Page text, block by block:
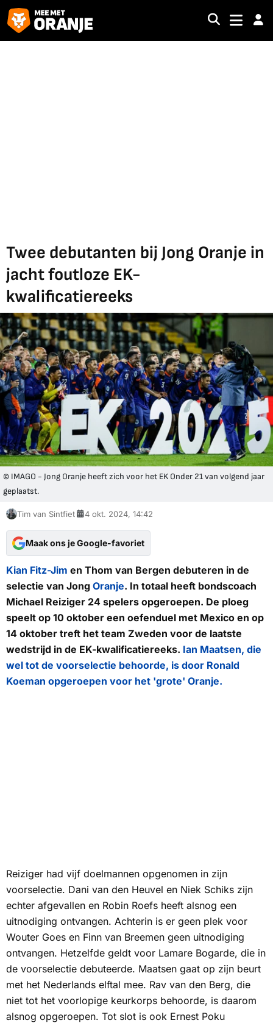
Twee debutanten bij Jong Oranje in
jacht foutloze EK-
kwalificatiereeks
© IMAGO - Jong Oranje heeft zich voor het EK Onder 21 van volgend jaar
geplaatst.
Tim van Sintfiet 4 okt. 2024, 14:42
Maak ons je Google-favoriet
Kian Fitz-Jim en Thom van Bergen debuteren in de
selectie van Jong Oranje. In totaal heeft bondscoach
Michael Reiziger 24 spelers opgeroepen. De ploeg
speelt op 10 oktober een oefenduel met Mexico en op
14 oktober treft het team Zweden voor de laatste
wedstrijd in de EK-kwalificatiereeks. Ian Maatsen, die
wel tot de voorselectie behoorde, is door Ronald
Koeman opgeroepen voor het 'grote' Oranje.
Reiziger had vijf doelmannen opgenomen in zijn
voorselectie. Dani van den Heuvel en Niek Schiks zijn
echter afgevallen en Robin Roefs heeft alsnog een
uitnodiging ontvangen. Achterin is er geen plek voor
Wouter Goes en Finn van Breemen geen uitnodiging
ontvangen. Hetzelfde geldt voor Lamare Bogarde, die in
de voorselectie debuteerde. Maatsen gaat op zijn beurt
met het Nederlands elftal mee. Rav van den Berg, die
niet tot het voorlopige keurkorps behoorde, is daarom
alsnog opgeroepen. Tot slot is ook Ernest Poku